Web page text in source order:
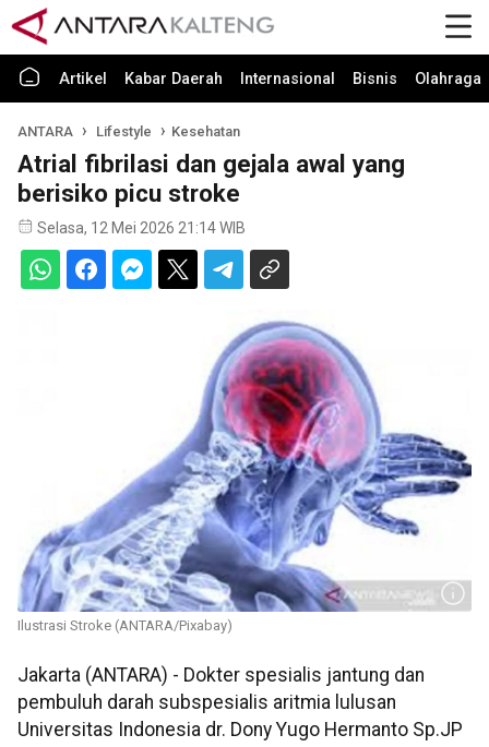
Artikel Kabar Daerah Internasional Bisnis Olahraga
ANTARA Lifestyle Kesehatan
Atrial fibrilasi dan gejala awal yang
berisiko picu stroke
Selasa, 12 Mei 2026 21:14 WIB
Ilustrasi Stroke (ANTARA/Pixabay)
Jakarta (ANTARA) - Dokter spesialis jantung dan
pembuluh darah subspesialis aritmia lulusan
Universitas Indonesia dr. Dony Yugo Hermanto Sp.JP